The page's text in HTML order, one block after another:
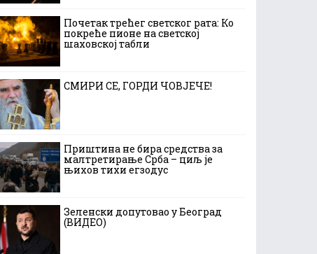
Почетак трећег светског рата: Ко
покреће пионе на светској
шаховској табли
СМИРИ СЕ, ГОРДИ ЧОВЈЕЧЕ!
Приштина не бира средства за
малтретирање Срба – циљ је
њихов тихи егзодус
Зеленски допутовао у Београд
(ВИДЕО)